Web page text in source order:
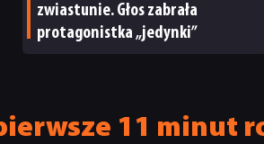
zwiastunie. Głos zabrała
protagonistka „jedynki”
11 minut